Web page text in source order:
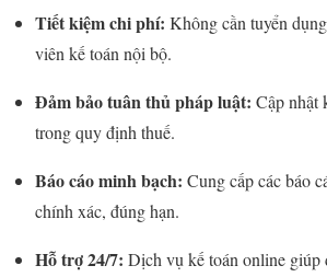
Tiết kiệm chi phí: Không cần tuyển
viên kế toán nội bộ.
Đảm bảo tuân thủ pháp luật: Cập nhật
trong quy định thuế.
Báo cáo minh bạch: Cung cấp các báo
chính xác, đúng hạn.
Hỗ trợ 24/7: Dịch vụ kế toán online giúp